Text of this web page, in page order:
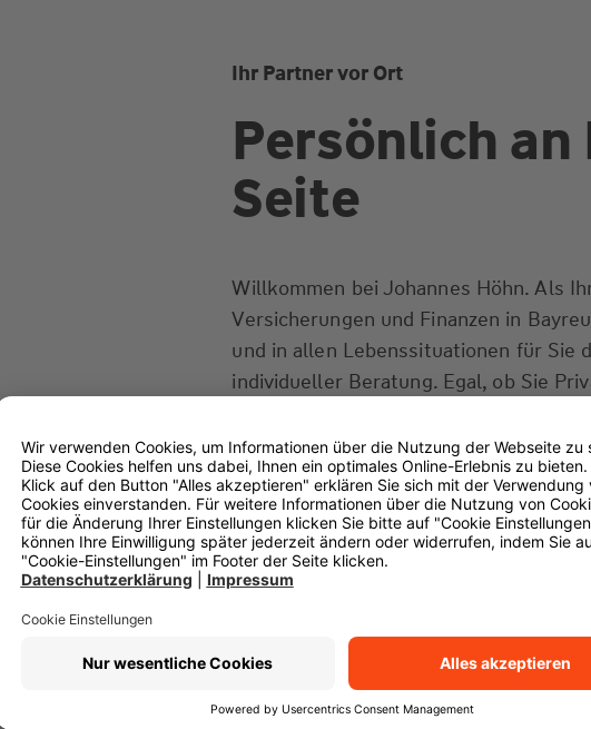
Ihr Partner vor Ort
Persönlich an
Seite
Willkommen bei Johannes Höhn. Als
Versicherungen und Finanzen in
und in allen Lebenssituationen für Sie
individueller Beratung. Egal, ob Sie
Unternehmer sind - wir finden die
Ihre Ansprüche. Kompetent, erfahren
Gerne beantworten wir Ihre Fragen in
Beratungstermin oder telefonisch. Wir
Ihnen zu hören.
Transparenz-Kodex